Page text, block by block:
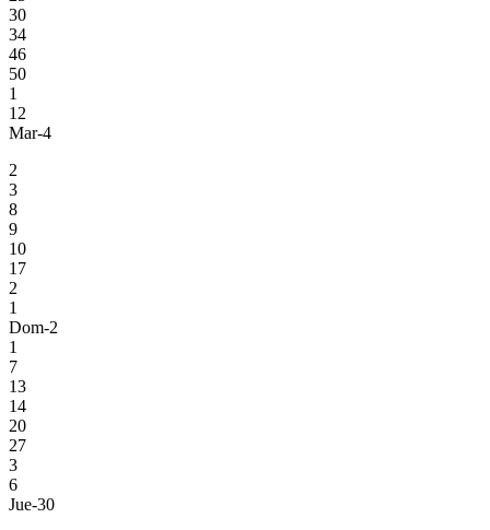
30
34
46
50
1
12
Mar-4
2
3
8
9
10
17
2
1
Dom-2
1
7
13
14
20
27
3
6
Jue-30